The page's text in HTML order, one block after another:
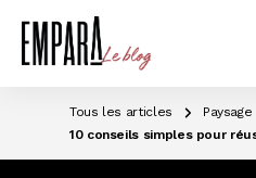
Tous les articles
Paysage